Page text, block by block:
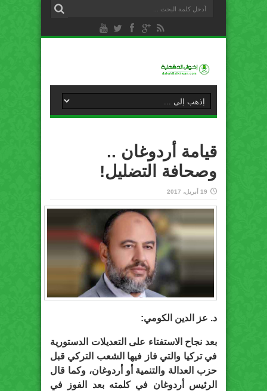
قيامة أردوغان ..
وصحافة التضليل!
19 أبريل، 2017
د. عز الدين الكومي:
بعد نجاح الاستفتاء على التعديلات الدستورية
في تركيا والتي فاز فيها الشعب التركي قبل
حزب العدالة والتنمية أو أردوغان، وكما قال
الرئيس أردوغان في كلمته بعد الفوز في